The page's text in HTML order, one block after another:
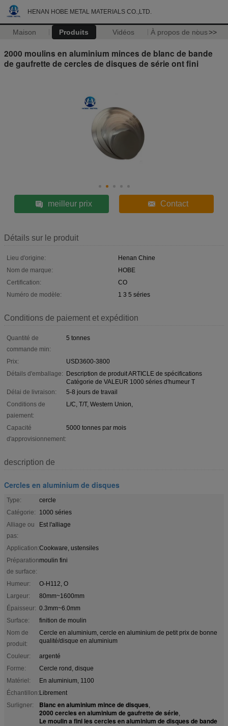
HENAN HOBE METAL MATERIALS CO.,LTD.
Maison Produits Vidéos À propos de nous>>
2000 moulins en aluminium minces de blanc de bande
de gaufrette de cercles de disques de série ont fini
meilleur prix Contact
Détails sur le produit
Lieu d'origine:
Henan Chine
Nom de marque:
HOBE
Certification:
CO
Numéro de modèle:
1 3 5 séries
Conditions de paiement et expédition
Quantité de
commande min:
5 tonnes
Prix:
USD3600-3800
Détails d'emballage: Description de produit ARTICLE de spécifications
Catégorie de VALEUR 1000 séries d'humeur T
Délai de livraison:
5-8 jours de travail
Conditions de
paiement:
L/C, T/T, Western Union,
Capacité
d'approvisionnement:
5000 tonnes par mois
description de
Cercles en aluminium de disques
Type:
cercle
Catégorie:
1000 séries
Alliage ou
pas:
Est l'alliage
Application:Cookware, ustensiles
Préparation
de surface:
moulin fini
Humeur:
O-H112, O
Largeur:
80mm~1600mm
Épaisseur: 0.3mm~6.0mm
Surface:
finition de moulin
Nom de
produit:
Cercle en aluminium, cercle en aluminium de petit prix de bonne
qualité/disque en aluminium
Couleur:
argenté
Forme:
Cercle rond, disque
Matériel:
En aluminium, 1100
Échantillon:Librement
Surligner:
Blanc en aluminium mince de disques,
2000 cercles en aluminium de gaufrette de série,
Le moulin a fini les cercles en aluminium de disques de bande